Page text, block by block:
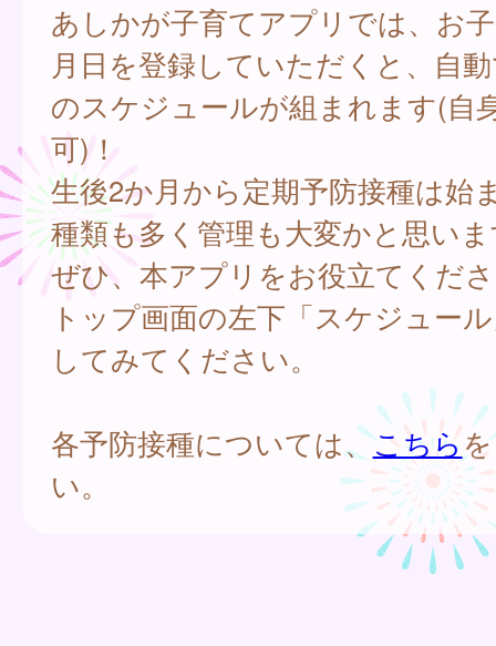
あしかが子育てアプリでは、お
月日を登録していただくと、自
のスケジュールが組まれます(自
可)！
生後2か月から定期予防接種は始
種類も多く管理も大変かと思い
ぜひ、本アプリをお役立てくだ
トップ画面の左下「スケジュー
してみてください。
各予防接種については、こちら
い。